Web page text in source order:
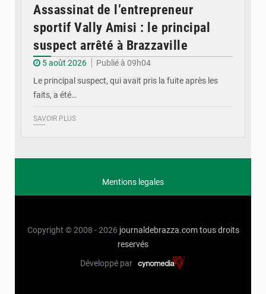
Assassinat de l’entrepreneur
sportif Vally Amisi : le principal
suspect arrêté à Brazzaville
5 août 2026
Publié à 09h04
Le principal suspect, qui avait pris la fuite après les
faits, a été…
SAVOIR PLUS
Mentions legales
Copyright © 2008 - 2026 journaldebrazza.com tous droits
reservés
Développé par